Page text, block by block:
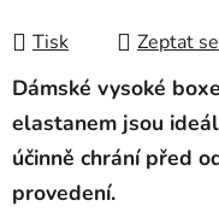
Tisk
Zeptat se
Dámské vysoké
elastanem jsou
účinně chrání před
provedení.